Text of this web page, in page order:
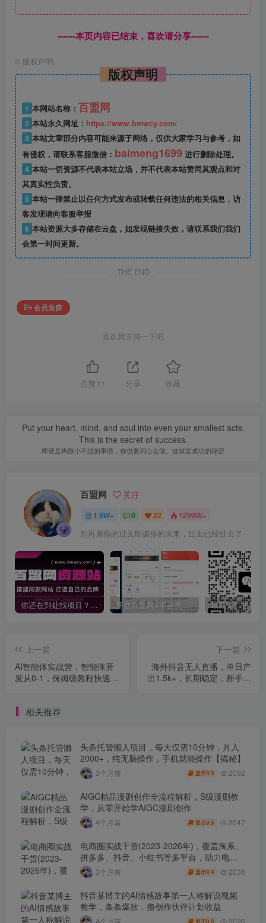
------本页内容已结束，喜欢请分享------
© 版权声明
版权声明
1 本网站名称： 百盟网
2 本站永久网址： https://www.bmwcy.com/
3 本站文章部分内容可能来源于网络，仅供大家学习与参考，如
有侵权，请联系客服微信： baimeng1699 进行删除处理。
4 本站一切资源不代表本站立场，并不代表本站赞同其观点和对
其真实性负责。
5 本站一律禁止以任何方式发布或转载任何违法的相关信息，访
客发现请向客服举报
6 本站资源大多存储在云盘，如发现链接失效，请联系我们我们
会第一时间更新。
THE END
会员免费
喜欢就支持一下吧
点赞 11 分享 收藏
Put your heart, mind, and soul into even your smallest acts.
This is the secret of success.
即便是再微小不过的事情，你也要用心去做。这就是成功的秘密
百盟网 关注
1.9W+ 0 22 1299W+
别再用你的过去欺骗你的未来，过去已经过去了
你还在到处找项目？还在当韭菜？我靠卖项目一个月收入5万+，曾经我也是个失败者。 开通百盟网VIP会员，尊享全站资源免费下载，享70%的推广提成！！【限时五折优惠】
上一篇
AI智能体实战营，智能体开
发从0-1，保姆级教程快速掌
下一篇
海外抖音无人直播，单日产
出1.5k+，长期稳定，新手可
相关推荐
头条托管懒人项目，每天仅需10分钟，月入
2000+，纯无脑操作，手机就能操作【揭秘】
3个月前 盟币9.9 2092
AIGC精品漫剧创作全流程解析，S级漫剧教
学，从零开始学AIGC漫剧创作
4个月前 盟币9.9 2047
电商圈实战干货(2023-2026年)，覆盖淘系、
拼多多、抖音、小红书等多平台，助力电商
人避开坑、提效率、稳盈利(更新4月)
3个月前 盟币9.9 2036
抖音某博主的AI情感故事第一人称解说视频
教学，条条爆款，撸创作伙伴计划收益
盟币